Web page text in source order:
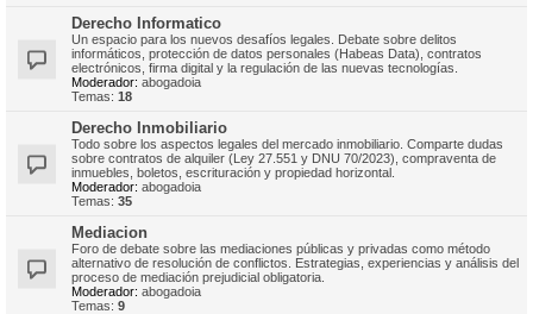
Derecho Informatico
Un espacio para los nuevos desafíos legales. Debate sobre delitos
informáticos, protección de datos personales (Habeas Data), contratos
electrónicos, firma digital y la regulación de las nuevas tecnologías.
Moderador: abogadoia
Temas: 18
Derecho Inmobiliario
Todo sobre los aspectos legales del mercado inmobiliario. Comparte dudas
sobre contratos de alquiler (Ley 27.551 y DNU 70/2023), compraventa de
inmuebles, boletos, escrituración y propiedad horizontal.
Moderador: abogadoia
Temas: 35
Mediacion
Foro de debate sobre las mediaciones públicas y privadas como método
alternativo de resolución de conflictos. Estrategias, experiencias y análisis del
proceso de mediación prejudicial obligatoria.
Moderador: abogadoia
Temas: 9